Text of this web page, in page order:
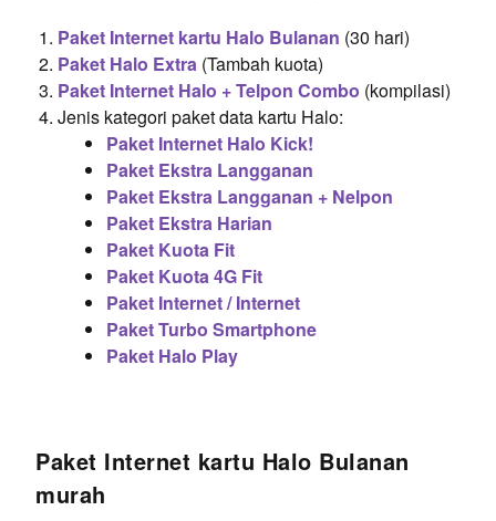
Paket Internet kartu Halo Bulanan (30 hari)
Paket Halo Extra (Tambah kuota)
Paket Internet Halo + Telpon Combo (kompilasi)
Jenis kategori paket data kartu Halo:
Paket Internet Halo Kick!
Paket Ekstra Langganan
Paket Ekstra Langganan + Nelpon
Paket Ekstra Harian
Paket Kuota Fit
Paket Kuota 4G Fit
Paket Internet / Internet
Paket Turbo Smartphone
Paket Halo Play
Paket Internet kartu Halo Bulanan
murah